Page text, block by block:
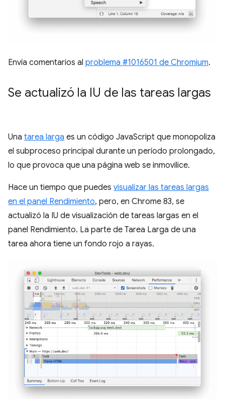
Envía comentarios al problema #1016501 de Chromium.
Se actualizó la IU de las tareas largas
Una tarea larga es un código JavaScript que monopoliza
el subproceso principal durante un período prolongado,
lo que provoca que una página web se inmovilice.
Hace un tiempo que puedes visualizar las tareas largas
en el panel Rendimiento, pero, en Chrome 83, se
actualizó la IU de visualización de tareas largas en el
panel Rendimiento. La parte de Tarea Larga de una
tarea ahora tiene un fondo rojo a rayas.